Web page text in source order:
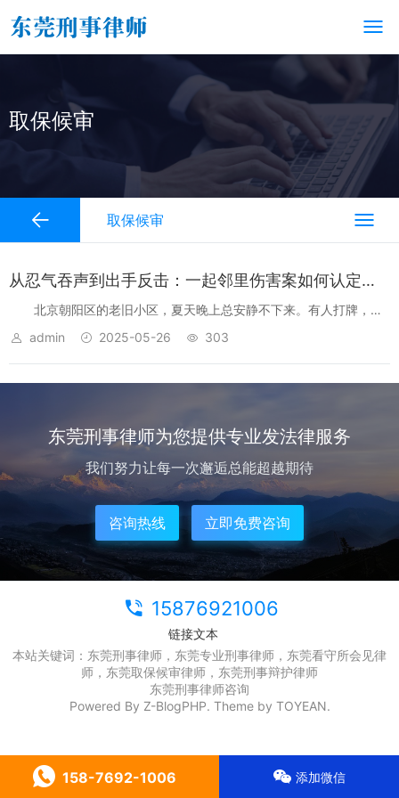
取保候审
取保候审
从忍气吞声到出手反击：一起邻里伤害案如何认定防卫过当与否
北京朝阳区的老旧小区，夏天晚上总安静不下来。有人打牌，有
人唱歌，隔音差的墙把所有声音都放大了。我叫韩澈，五十三岁，在
admin 2025-05-26 303
东莞刑事律师为您提供专业发法律服务
我们努力让每一次邂逅总能超越期待
咨询热线 立即免费咨询
15876921006
链接文本
本站关键词：东莞刑事律师，东莞专业刑事律师，东莞看守所会见律
师，东莞取保候审律师，东莞刑事辩护律师
东莞刑事律师咨询
Powered By Z-BlogPHP. Theme by TOYEAN.
158-7692-1006 添加微信